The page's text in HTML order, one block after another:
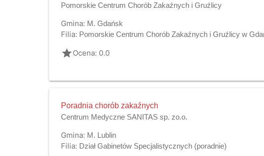
Pomorskie Centrum Chorób Zakaźnych i Gruźlicy
Gmina: M. Gdańsk
Filia: Pomorskie Centrum Chorób Zakaźnych i Gruźlicy w
gradeOcena: 0.0
Poradnia chorób zakaźnych
Centrum Medyczne SANITAS sp. zo.o.
Gmina: M. Lublin
Filia: Dział Gabinetów Specjalistycznych (poradnie)